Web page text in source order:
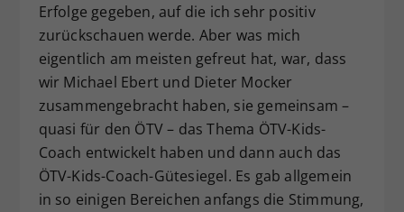
Erfolge gegeben, auf die ich sehr positiv
zurückschauen werde. Aber was mich
eigentlich am meisten gefreut hat, war, dass
wir Michael Ebert und Dieter Mocker
zusammengebracht haben, sie gemeinsam –
quasi für den ÖTV – das Thema ÖTV-Kids-
Coach entwickelt haben und dann auch das
ÖTV-Kids-Coach-Gütesiegel. Es gab allgemein
in so einigen Bereichen anfangs die Stimmung,